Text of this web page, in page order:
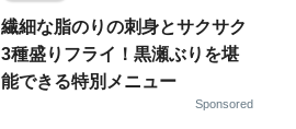
繊細な脂のりの刺身とサクサク
3種盛りフライ！黒瀬ぶりを堪
能できる特別メニュー
Sponsored